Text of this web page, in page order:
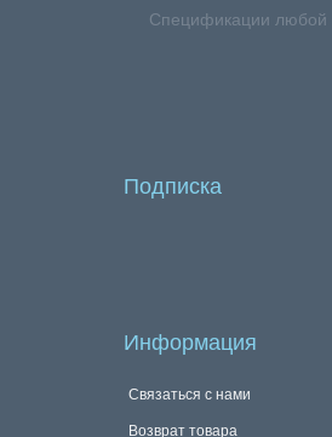
Спецификации любой
Подписка
Информация
Связаться с нами
Возврат товара